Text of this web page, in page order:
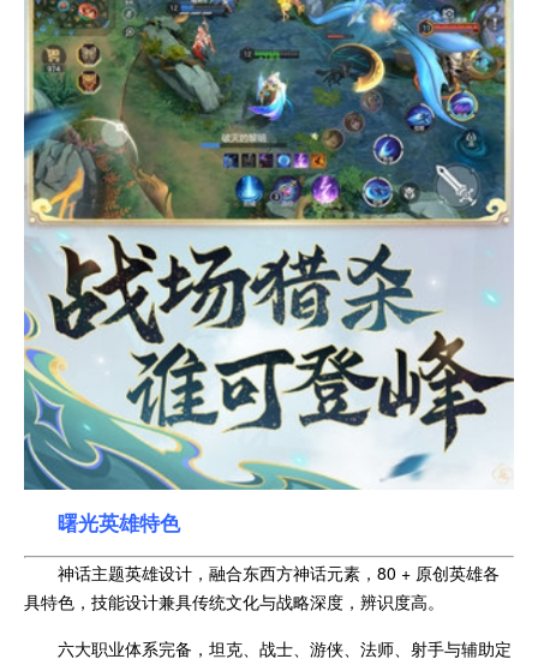
曙光英雄特色
神话主题英雄设计，融合东西方神话元素，80 + 原创英雄各
具特色，技能设计兼具传统文化与战略深度，辨识度高。
六大职业体系完备，坦克、战士、游侠、法师、射手与辅助定